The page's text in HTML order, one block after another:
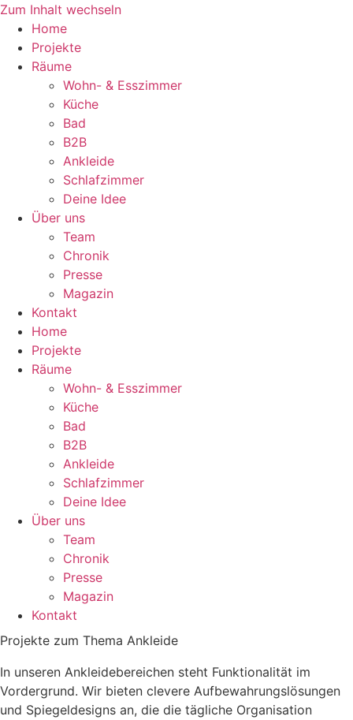
Zum Inhalt wechseln
Home
Projekte
Räume
Wohn- & Esszimmer
Küche
Bad
B2B
Ankleide
Schlafzimmer
Deine Idee
Über uns
Team
Chronik
Presse
Magazin
Kontakt
Home
Projekte
Räume
Wohn- & Esszimmer
Küche
Bad
B2B
Ankleide
Schlafzimmer
Deine Idee
Über uns
Team
Chronik
Presse
Magazin
Kontakt
Projekte zum Thema Ankleide
In unseren Ankleidebereichen steht Funktionalität im
Vordergrund. Wir bieten clevere Aufbewahrungslösungen
und Spiegeldesigns an, die die tägliche Organisation